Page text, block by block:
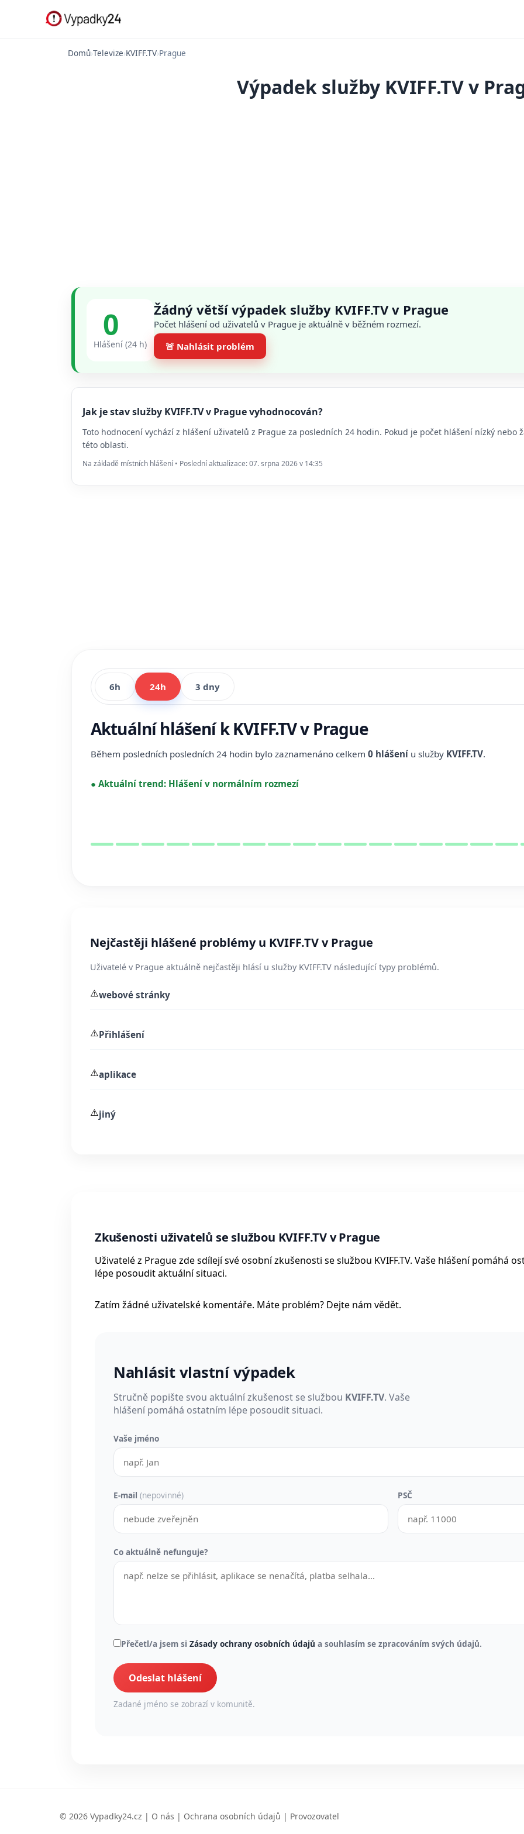
Domů›Televize›KVIFF.TV›Prague
Výpadek služby KVIFF.TV v
0
Hlášení (24 h)
Žádný větší výpadek služby KVIFF.TV v Prague
Počet hlášení od uživatelů v Prague je aktuálně v běžném rozmezí.
🚨 Nahlásit problém
Jak je stav služby KVIFF.TV v Prague vyhodnocován?
Toto hodnocení vychází z hlášení uživatelů z Prague za posledních 24 hodin. Pokud je počet hlášení nízký nebo
této oblasti.
Na základě místních hlášení • Poslední aktualizace: 07. srpna 2026 v 14:35
6h 24h 3 dny
Aktuální hlášení k KVIFF.TV v Prague
Během posledních posledních 24 hodin bylo zaznamenáno celkem 0 hlášení u služby KVIFF.TV.
● Aktuální trend: Hlášení v normálním rozmezí
Nejčastěji hlášené problémy u KVIFF.TV v Prague
Uživatelé v Prague aktuálně nejčastěji hlásí u služby KVIFF.TV následující typy problémů.
⚠️webové stránky
⚠️Přihlášení
⚠️aplikace
⚠️jiný
Zkušenosti uživatelů se službou KVIFF.TV v Prague
Uživatelé z Prague zde sdílejí své osobní zkušenosti se službou KVIFF.TV. Vaše hlášení pomáhá
lépe posoudit aktuální situaci.
Zatím žádné uživatelské komentáře. Máte problém? Dejte nám vědět.
Nahlásit vlastní výpadek
Stručně popište svou aktuální zkušenost se službou KVIFF.TV. Vaše
hlášení pomáhá ostatním lépe posoudit situaci.
Vaše jméno
E-mail (nepovinné) PSČ
Co aktuálně nefunguje?
Přečetl/a jsem si Zásady ochrany osobních údajů a souhlasím se zpracováním svých údajů.
Odeslat hlášení
Zadané jméno se zobrazí v komunitě.
© 2026 Vypadky24.cz | O nás | Ochrana osobních údajů | Provozovatel